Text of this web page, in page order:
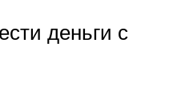
деньги с